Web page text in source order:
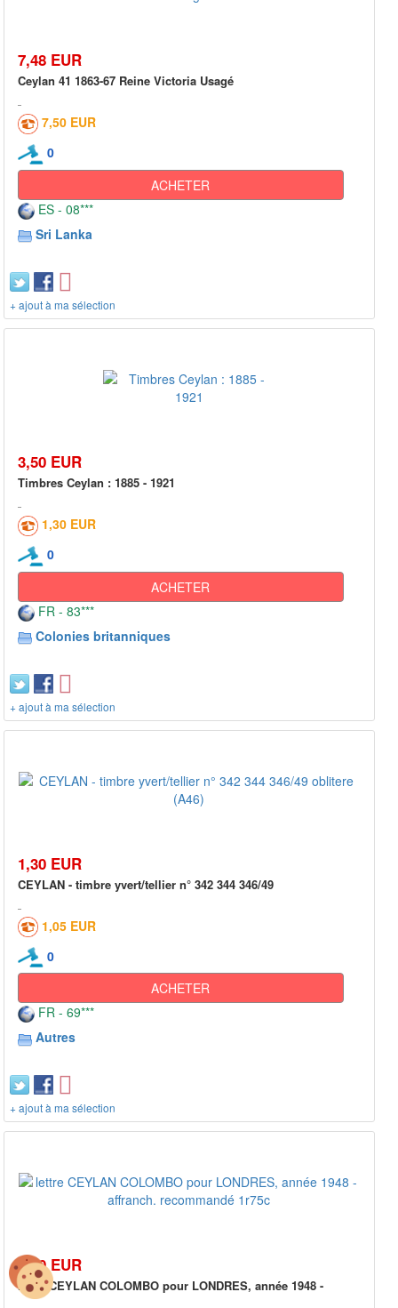
7,48 EUR
Ceylan 41 1863-67 Reine Victoria Usagé
7,50 EUR
0
ACHETER
ES - 08***
Sri Lanka
+ ajout à ma sélection
3,50 EUR
Timbres Ceylan : 1885 - 1921
1,30 EUR
0
ACHETER
FR - 83***
Colonies britanniques
+ ajout à ma sélection
1,30 EUR
CEYLAN - timbre yvert/tellier n° 342 344 346/49
1,05 EUR
0
ACHETER
FR - 69***
Autres
+ ajout à ma sélection
7,50 EUR
lettre CEYLAN COLOMBO pour LONDRES, année 1948 -